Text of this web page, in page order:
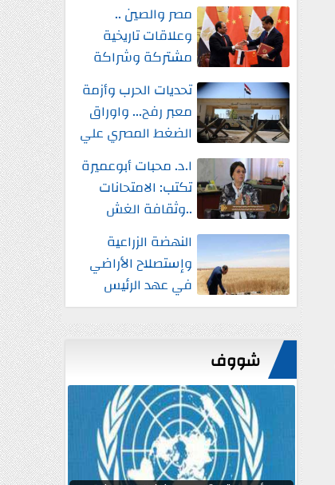
مصر والصين ..
وعلاقات تاريخية
مشتركة وشراكة
إستراتيجية شاملة
واستثمارات جديدةتحديات الحرب وأزمة
معبر رفح... واوراق
الضغط المصري علي
ا.د. محبات أبوعميرة
تكتب: الامتحانات
..وثقافة الغش
النهضة الزراعية
وإستصلاح الأراضي
في عهد الرئيس
السيسي
شووف